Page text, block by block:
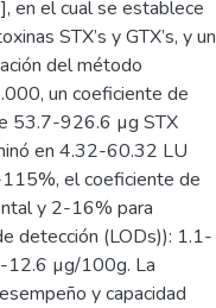
en el cual se establece
STX’s y GTX’s, y un
del método
un coeficiente de
53.7-926.6 µg STX
en 4.32-60.32 LU
el coeficiente de
y 2-16% para
detección (LODs)): 1.1-
12.6 µg/100g. La
y capacidad